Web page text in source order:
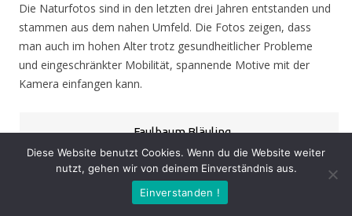
Die Naturfotos sind in den letzten drei Jahren entstanden und
stammen aus dem nahen Umfeld. Die Fotos zeigen, dass
man auch im hohen Alter trotz gesundheitlicher Probleme
und eingeschränkter Mobilität, spannende Motive mit der
Kamera einfangen kann.
Faulbaum Bläuling
von53 »
Diese Website benutzt Cookies. Wenn du die Website weiter
nutzt, gehen wir von deinem Einverständnis aus.
Einverstanden !